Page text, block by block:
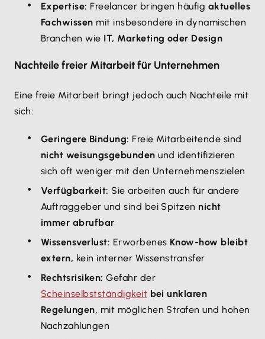
Expertise: Freelancer bringen häufig aktuelles
Fachwissen mit insbesondere in dynamischen
Branchen wie IT, Marketing oder Design
Nachteile freier Mitarbeit für Unternehmen
Eine freie Mitarbeit bringt jedoch auch Nachteile mit
sich:
Geringere Bindung: Freie Mitarbeitende sind
nicht weisungsgebunden und identifizieren
sich oft weniger mit den Unternehmenszielen
Verfügbarkeit: Sie arbeiten auch für andere
Auftraggeber und sind bei Spitzen nicht
immer abrufbar
Wissensverlust: Erworbenes Know-how bleibt
extern, kein interner Wissenstransfer
Rechtsrisiken: Gefahr der
Scheinselbstständigkeit bei unklaren
Regelungen, mit möglichen Strafen und hohen
Nachzahlungen